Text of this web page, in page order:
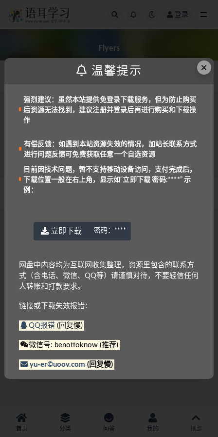
登录
Flyers
备考工具 备课资料
套资源（音频+学生/老师）
1.3K
首页 分类 问答 我的 顶部
×
温馨提示
强烈建议：虽然本站提供免登录下载服务，但为防止购买
后资源无法找到，建议注册并登录后再进行购买和下载操
作
有偿反馈：如遇到本站资源失效的情况，加站长联系方式
进行问题反馈可免费获取任意一个自选资源
目前因技术问题，暂不支持移动设备访问，支付完成后，
下载位置一般在右上角，显示如“立即下载 密码:****” 示
例：
立即下载 密码： ****
网盘中内容均为互联网收集整理，资源里包含的联系方
式（含电话、微信、QQ等）请谨慎对待，不要轻信任何
人转账和打款要求。
链接或下载失效报错：
QQ报错(回复慢)
微信号: benottoknow (推荐)
yu-er©uoov.com(回复慢)